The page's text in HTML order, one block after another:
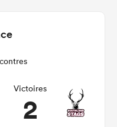
Victoires
2